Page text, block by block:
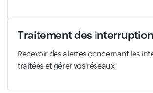
Traitement des
Recevoir des alertes concernant les
traitées et gérer vos réseaux